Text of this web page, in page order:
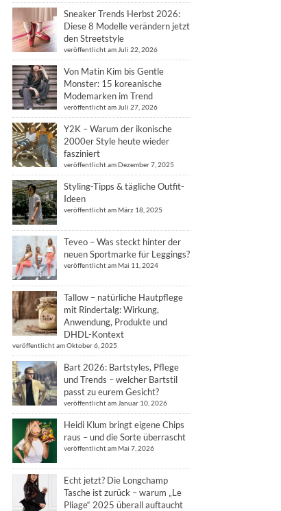
Sneaker Trends Herbst 2026:
Diese 8 Modelle verändern jetzt
den Streetstyle
veröffentlicht am Juli 22, 2026
Von Matin Kim bis Gentle
Monster: 15 koreanische
Modemarken im Trend
veröffentlicht am Juli 27, 2026
Y2K – Warum der ikonische
2000er Style heute wieder
fasziniert
veröffentlicht am Dezember 7, 2025
Styling-Tipps & tägliche Outfit-
Ideen
veröffentlicht am März 18, 2025
Teveo – Was steckt hinter der
neuen Sportmarke für Leggings?
veröffentlicht am Mai 11, 2024
Tallow – natürliche Hautpflege
mit Rindertalg: Wirkung,
Anwendung, Produkte und
DHDL-Kontext
veröffentlicht am Oktober 6, 2025
Bart 2026: Bartstyles, Pflege
und Trends – welcher Bartstil
passt zu eurem Gesicht?
veröffentlicht am Januar 10, 2026
Heidi Klum bringt eigene Chips
raus – und die Sorte überrascht
veröffentlicht am Mai 7, 2026
Echt jetzt? Die Longchamp
Tasche ist zurück – warum „Le
Pliage“ 2025 überall auftaucht